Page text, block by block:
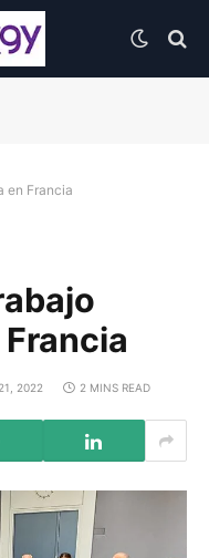
en Francia
2022 2 MINS READ